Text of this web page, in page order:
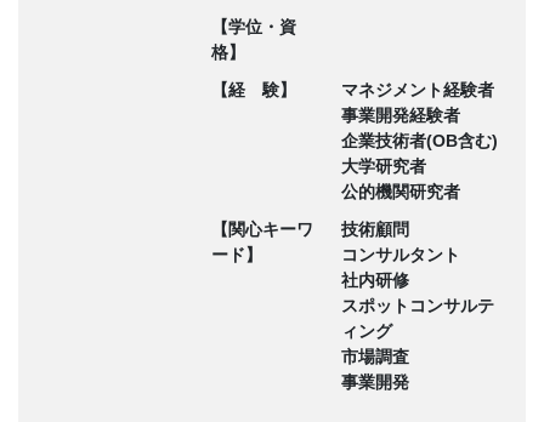
【学位・資
格】
【経 験】
マネジメント経験者
事業開発経験者
企業技術者(OB含む)
大学研究者
公的機関研究者
【関心キーワ
ード】
技術顧問
コンサルタント
社内研修
スポットコンサルテ
ィング
市場調査
事業開発